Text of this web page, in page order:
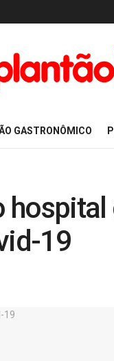
GASTRONÔMICO
19